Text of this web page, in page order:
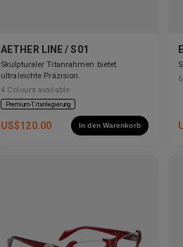
AETHER LINE / S01
Skulpturaler Titanrahmen bietet
ultraleichte Präzision.
4 Colours available
Premium-Titanlegierung
US$120.00 In den Warenkorb
6